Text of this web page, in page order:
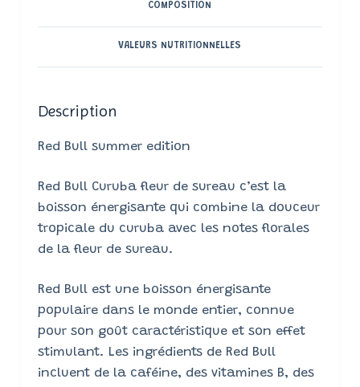
COMPOSITION
VALEURS NUTRITIONNELLES
Description
Red Bull summer edition
Red Bull Curuba fleur de sureau c’est la
boisson énergisante qui combine la douceur
tropicale du curuba avec les notes florales
de la fleur de sureau.
Red Bull est une boisson énergisante
populaire dans le monde entier, connue
pour son goût caractéristique et son effet
stimulant. Les ingrédients de Red Bull
incluent de la caféine, des vitamines B, des